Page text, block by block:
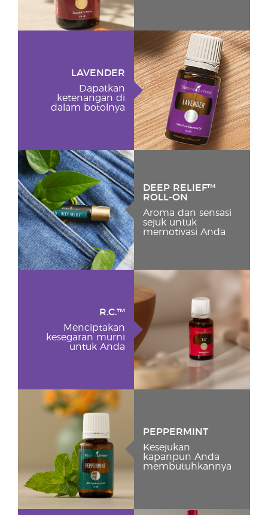
LAVENDER
Dapatkan
ketenangan di
dalam botolnya
DEEP RELIEF™
ROLL-ON
Aroma dan sensasi
sejuk untuk
memotivasi Anda
R.C.™
Menciptakan
kesegaran murni
untuk Anda
PEPPERMINT
Kesejukan
kapanpun Anda
membutuhkannya